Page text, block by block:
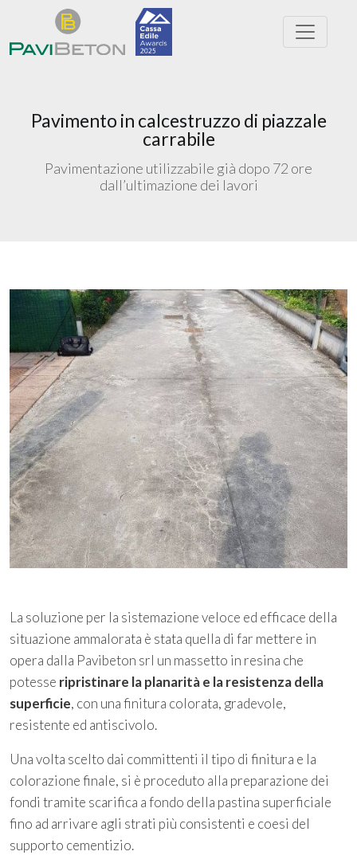
Pavimento in calcestruzzo di piazzale
carrabile
Pavimentazione utilizzabile già dopo 72 ore
dall’ultimazione dei lavori
La soluzione per la sistemazione veloce ed efficace della
situazione ammalorata è stata quella di far mettere in
opera dalla Pavibeton srl un massetto in resina che
potesse ripristinare la planarità e la resistenza della
superficie, con una finitura colorata, gradevole,
resistente ed antiscivolo.
Una volta scelto dai committenti il tipo di finitura e la
colorazione finale, si è proceduto alla preparazione dei
fondi tramite scarifica a fondo della pastina superficiale
fino ad arrivare agli strati più consistenti e coesi del
supporto cementizio.